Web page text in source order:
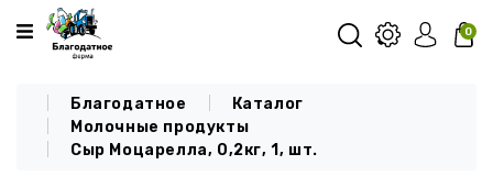
Категории
О КОМПАНИИ
КАТАЛОГ
0
Благодатное
Каталог
Молочные продукты
Сыр Моцарелла, 0,2кг, 1, шт.